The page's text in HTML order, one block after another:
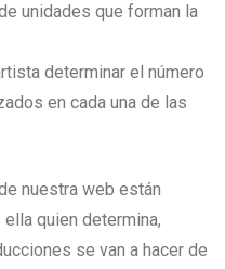
unidades que forman la
determinar el número
en cada una de las
nuestra web están
quien determina,
se van a hacer de